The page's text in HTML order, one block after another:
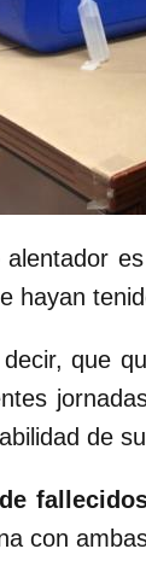
alentador
hayan
que
de
con